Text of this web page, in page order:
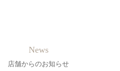
News
店舗からのお知らせ